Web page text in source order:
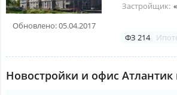
Обновлено: 05.04.2017
Застройщик:
ФЗ 214
Новостройки и офис Атлантик